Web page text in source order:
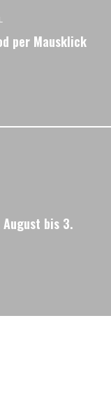
per Mausklick
bis 3.